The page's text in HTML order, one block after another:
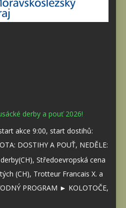
derby a pouť 2026!
akce 9:00, start dostihů:
DOSTIHY A POUŤ, NEDĚLE:
Středoevropská cena
(CH), Trotteur Francais X. a
PROGRAM ► KOLOTOČE,